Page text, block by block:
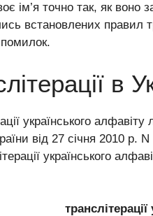
ім’я точно так, як
встановлених правил
в
українського
від 27 січня 2010 р. N
українського